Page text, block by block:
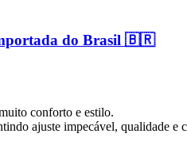
do Brasil 🇧🇷
conforto e estilo.
ajuste impecável, qualidade e